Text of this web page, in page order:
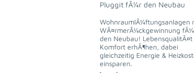
Pluggit fÃ¼r den Neubau
WohnraumlÃ¼ftungsanlagen
WÃ¤rmerÃ¼ckgewinnung
den Neubau! LebensqualitÃ¤t
Komfort erhÃ¶hen, dabei
gleichzeitig Energie &
einsparen.